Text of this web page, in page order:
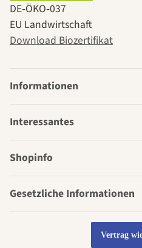
DE‑ÖKO‑037
EU Landwirtschaft
Download Biozertifikat
Informationen
Interessantes
Shopinfo
Gesetzliche Informationen
Vertrag